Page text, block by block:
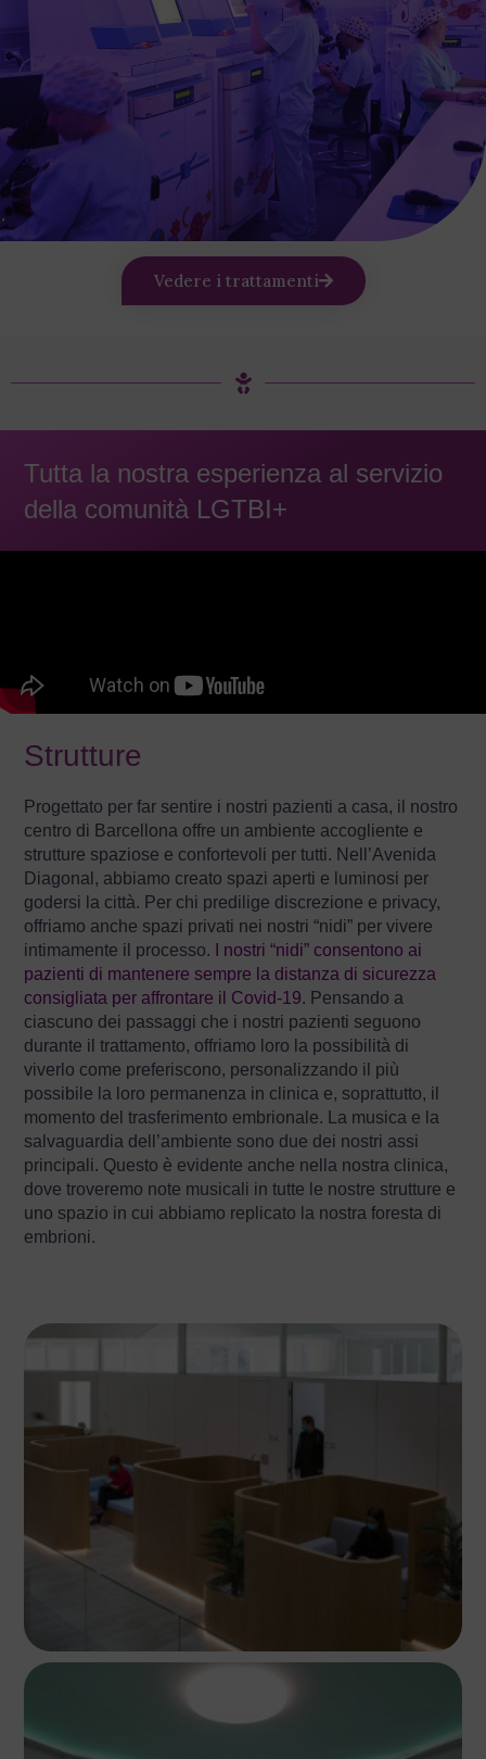
Vedere i trattamenti
Tutta la nostra esperienza al servizio
della comunità LGTBI+
Strutture
Progettato per far sentire i nostri pazienti a casa, il nostro
centro di Barcellona offre un ambiente accogliente e
strutture spaziose e confortevoli per tutti. Nell’Avenida
Diagonal, abbiamo creato spazi aperti e luminosi per
godersi la città. Per chi predilige discrezione e privacy,
offriamo anche spazi privati ​​nei nostri “nidi” per vivere
intimamente il processo.
I nostri “nidi” consentono ai
pazienti di mantenere sempre la distanza di sicurezza
consigliata per affrontare il Covid-19. Pensando a
ciascuno dei passaggi che i nostri pazienti seguono
durante il trattamento, offriamo loro la possibilità di
viverlo come preferiscono, personalizzando il più
possibile la loro permanenza in clinica e, soprattutto, il
momento del trasferimento embrionale. La musica e la
salvaguardia dell’ambiente sono due dei nostri assi
principali. Questo è evidente anche nella nostra clinica,
dove troveremo note musicali in tutte le nostre strutture e
uno spazio in cui abbiamo replicato la nostra foresta di
embrioni.